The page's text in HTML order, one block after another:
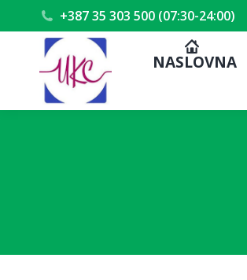
+387 35 303 500 (07:30-24:00)
NASLOVNA